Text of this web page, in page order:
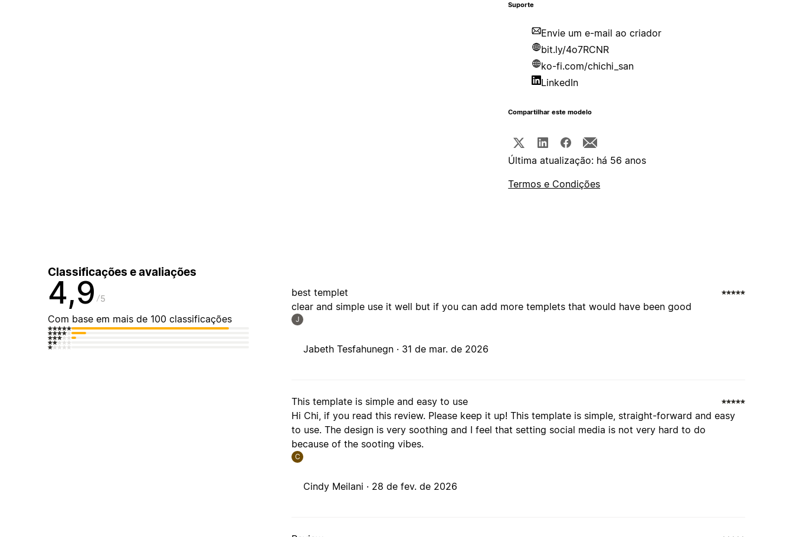
Suporte
Envie um e-mail ao criador
bit.ly/4o7RCNR
ko-fi.com/chichi_san
LinkedIn
Compartilhar este modelo
Última atualização: há 56 anos
Termos e Condições
Classificações e avaliações
4,9 5
Com base em mais de 100 classificações
best templet
clear and simple use it well but if you can add more templets that would have been good
J
Jabeth Tesfahunegn · 31 de mar. de 2026
This template is simple and easy to use
Hi Chi, if you read this review. Please keep it up! This template is simple, straight-forward and easy
to use. The design is very soothing and I feel that setting social media is not very hard to do
because of the sooting vibes.
C
Cindy Meilani · 28 de fev. de 2026